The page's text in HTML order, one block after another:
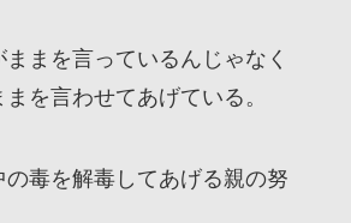
まを言っているんじゃなく
を言わせてあげている。
毒を解毒してあげる親の努